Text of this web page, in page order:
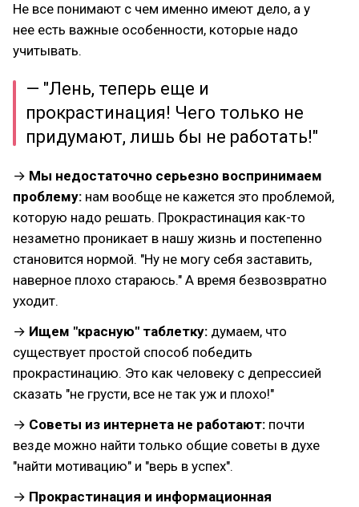
Не все понимают с чем именно имеют дело, а у
нее есть важные особенности, которые надо
учитывать.
— "Лень, теперь еще и
прокрастинация! Чего только не
придумают, лишь бы не работать!"
→ Мы недостаточно серьезно воспринимаем
проблему: нам вообще не кажется это проблемой,
которую надо решать. Прокрастинация как-то
незаметно проникает в нашу жизнь и постепенно
становится нормой. "Ну не могу себя заставить,
наверное плохо стараюсь." А время безвозвратно
уходит.
→ Ищем "красную" таблетку: думаем, что
существует простой способ победить
прокрастинацию. Это как человеку с депрессией
сказать "не грусти, все не так уж и плохо!"
→ Советы из интернета не работают: почти
везде можно найти только общие советы в духе
"найти мотивацию" и "верь в успех".
→ Прокрастинация и информационная